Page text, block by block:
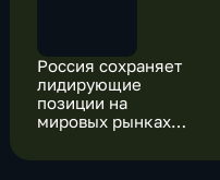
Россия сохраняет
лидирующие
позиции на
мировых рынках